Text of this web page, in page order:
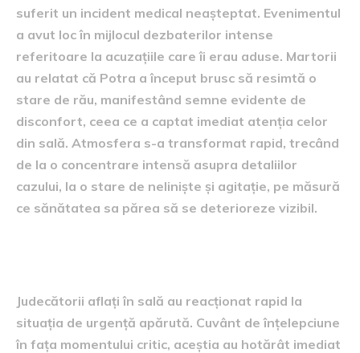
suferit un incident medical neașteptat. Evenimentul
a avut loc în mijlocul dezbaterilor intense
referitoare la acuzațiile care îi erau aduse. Martorii
au relatat că Potra a început brusc să resimtă o
stare de rău, manifestând semne evidente de
disconfort, ceea ce a captat imediat atenția celor
din sală. Atmosfera s-a transformat rapid, trecând
de la o concentrare intensă asupra detaliilor
cazului, la o stare de neliniște și agitație, pe măsură
ce sănătatea sa părea să se deterioreze vizibil.
Judecătorii aflați în sală au reacționat rapid la
situația de urgență apărută. Cuvânt de înțelepciune
în fața momentului critic, aceștia au hotărât imediat